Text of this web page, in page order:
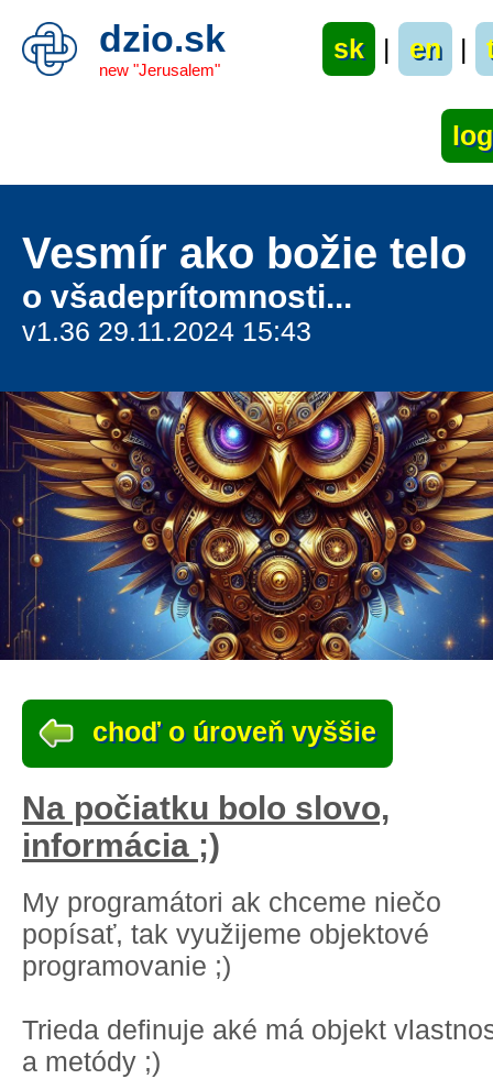
dzio.sk
new "Jerusalem"
sk | en |
Vesmír ako božie telo
o všadeprítomnosti...
v1.36 29.11.2024 15:43
choď o úroveň vyššie
Na počiatku bolo slovo,
informácia ;)
My programátori ak chceme niečo
popísať, tak využijeme objektové
programovanie ;)
Trieda definuje aké má objekt
a metódy ;)